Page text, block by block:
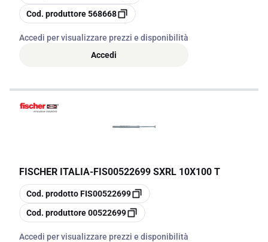
copia
Cod. produttore568668
Accedi per visualizzare prezzi e disponibilità
Accedi
FISCHER ITALIA-FIS00522699 SXRL 10X100 T
copia
Cod. prodottoFIS00522699
copia
Cod. produttore00522699
Accedi per visualizzare prezzi e disponibilità